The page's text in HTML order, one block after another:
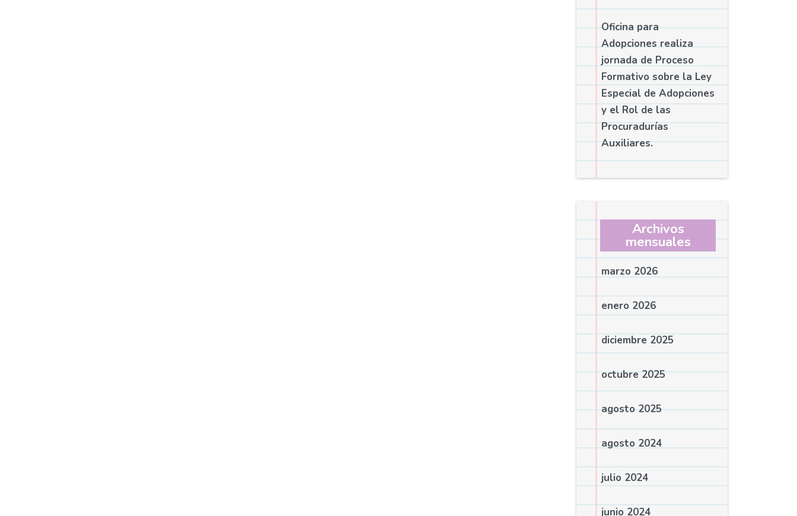
Oficina para
Adopciones realiza
jornada de Proceso
Formativo sobre la Ley
Especial de Adopciones
y el Rol de las
Procuradurías
Auxiliares.
Archivos
mensuales
marzo 2026
enero 2026
diciembre 2025
octubre 2025
agosto 2025
agosto 2024
julio 2024
junio 2024